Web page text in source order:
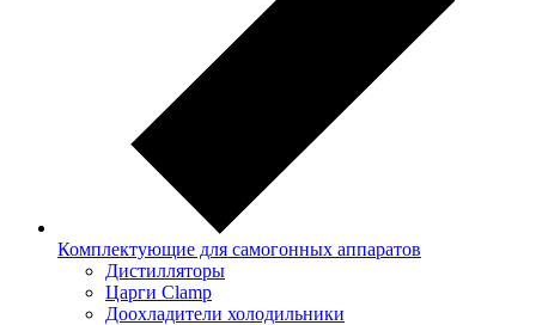
Комплектующие для самогонных аппаратов
Дистилляторы
Царги Clamp
Доохладители холодильники